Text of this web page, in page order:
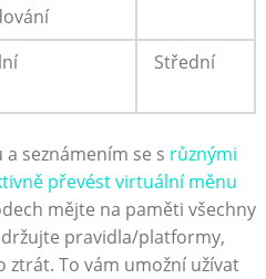
Střední
seznámením se s různými
převést virtuální měnu
mějte na paměti všechny
pravidla/platformy,
ztrát. To vám umožní užívat